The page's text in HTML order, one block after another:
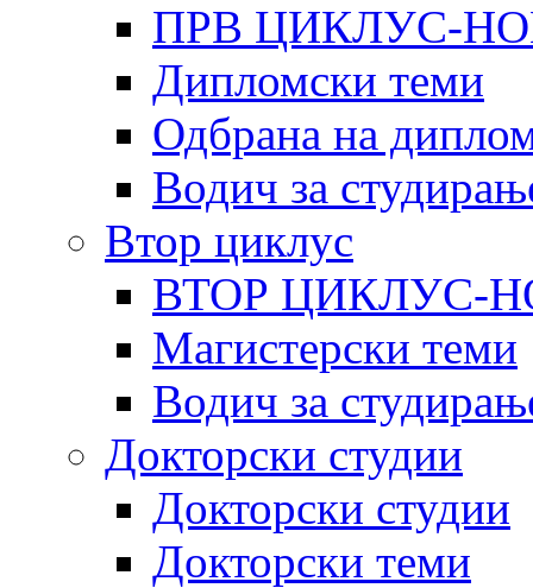
ПРВ ЦИКЛУС-
Дипломски теми
Одбрана на
Водич за
Втор циклус
ВТОР ЦИКЛУС-
Магистерски теми
Водич за
Докторски студии
Докторски студии
Докторски теми